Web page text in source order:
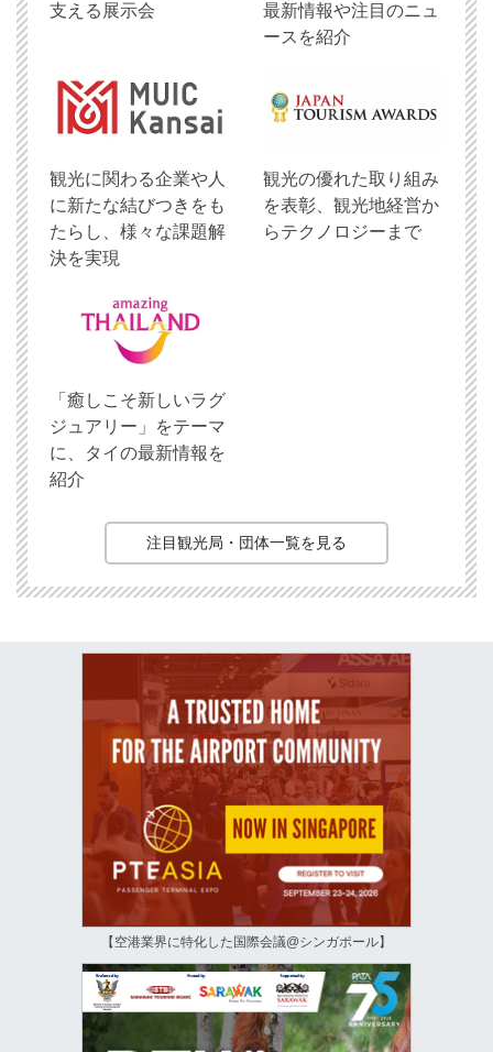
支える展示会
最新情報や注目のニュ
ースを紹介
観光に関わる企業や人
に新たな結びつきをも
たらし、様々な課題解
決を実現
観光の優れた取り組み
を表彰、観光地経営か
らテクノロジーまで
「癒しこそ新しいラグ
ジュアリー」をテーマ
に、タイの最新情報を
紹介
注目観光局・団体一覧を見る
【空港業界に特化した国際会議@シンガポール】